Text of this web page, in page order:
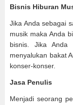
Bisnis Hiburan
Jika Anda sebagai
musik maka Anda
bisnis. Jika Anda
menyalukan bakat
konser-konser.
Jasa Penulis
Menjadi seorang